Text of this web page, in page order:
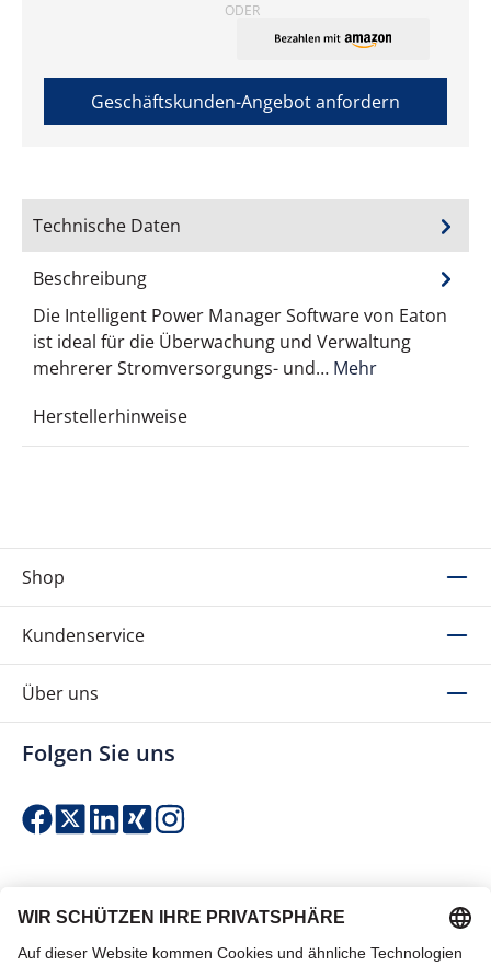
ODER
Geschäftskunden-Angebot anfordern
Technische Daten
Beschreibung
Die Intelligent Power Manager Software von Eaton
ist ideal für die Überwachung und Verwaltung
mehrerer Stromversorgungs- und… Mehr
Herstellerhinweise
Shop
Kundenservice
Über uns
Folgen Sie uns
Einfach & sicher bezahlen